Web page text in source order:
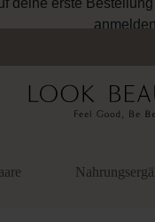
deine erste